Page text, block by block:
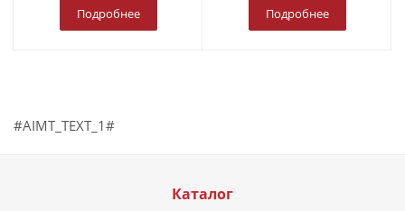
Подробнее Подробнее
#AIMT_TEXT_1#
Каталог